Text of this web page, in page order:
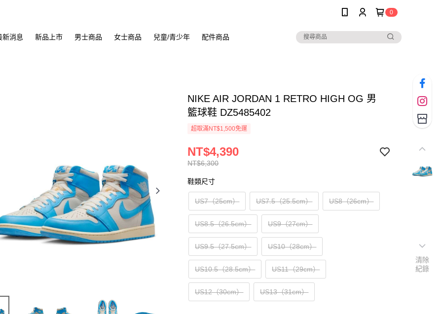
0
新消息 新品上市 男士商品 女士商品 兒童/青少年 配件商品
NIKE AIR JORDAN 1 RETRO HIGH OG 男
籃球鞋 DZ5485402
超取滿NT$1,500免運
NT$6,300
NT$4,390
鞋類尺寸
US7（25cm） US7.5（25.5cm） US8（26cm）
US8.5（26.5cm） US9（27cm）
US9.5（27.5cm） US10（28cm）
US10.5（28.5cm） US11（29cm）
US12（30cm） US13（31cm）
清除
紀錄